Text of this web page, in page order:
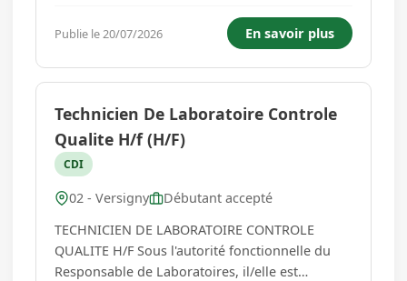
niveaux.Il/Elle épaule la Responsable QHSE sur
le respect de la réglementation/législation
applicable à l'entreprise (qu'elle soit ...
Publie le 20/07/2026 En savoir plus
Technicien De Laboratoire Controle
Qualite H/f (H/F)
CDI
02 - Versigny
Débutant accepté
TECHNICIEN DE LABORATOIRE CONTROLE
QUALITE H/F Sous l'autorité fonctionnelle du
Responsable de Laboratoires, il/elle est